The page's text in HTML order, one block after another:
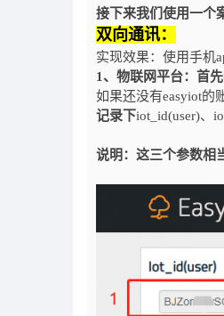
接下来我们使用一个
双向通讯：
实现效果：使用手机
1、物联网平台：首
如果还没有easyiot的
记录下iot_id(user)、
说明：这三个参数相